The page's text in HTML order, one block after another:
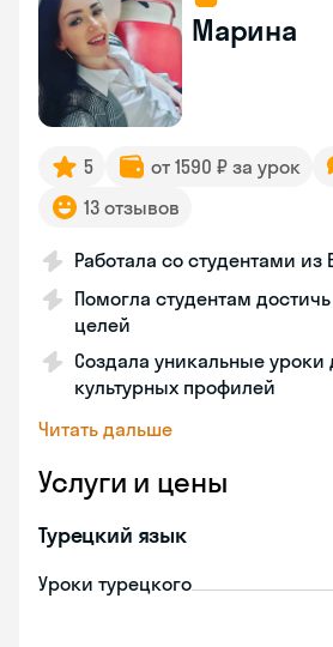
Марина
5 от 1590 ₽ за урок
13 отзывов
Работала со студентами из
Помогла студентам
целей
Создала уникальные
культурных профилей
Читать дальше
Услуги и цены
Турецкий язык
Уроки турецкого